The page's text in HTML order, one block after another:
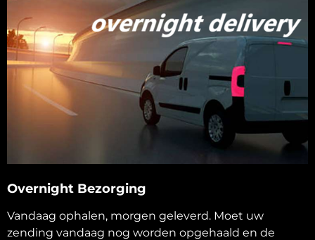
Overnight Bezorging
Vandaag ophalen, morgen geleverd. Moet uw
zending vandaag nog worden opgehaald en de